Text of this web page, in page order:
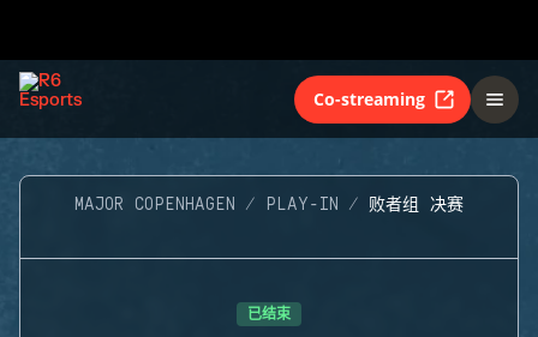
Co-streaming
MAJOR COPENHAGEN PLAY-IN 败者组 决赛
已结束